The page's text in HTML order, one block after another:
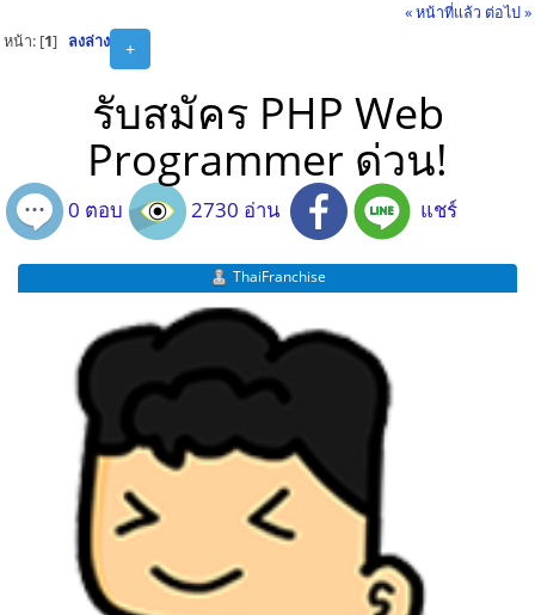
« หน้าที่แล้ว ต่อไป »
+
หน้า: [1] ลงล่าง
รับสมัคร PHP Web
Programmer ด่วน!
0 ตอบ 2730 อ่าน แชร์
ThaiFranchise